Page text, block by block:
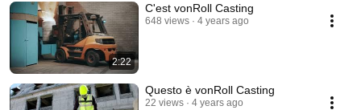
2:22
C'est vonRoll Casting
648 views 4 years ago
Questo è vonRoll Casting
22 views 4 years ago